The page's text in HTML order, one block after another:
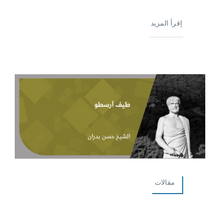
إقرأ المزيد
مقالات